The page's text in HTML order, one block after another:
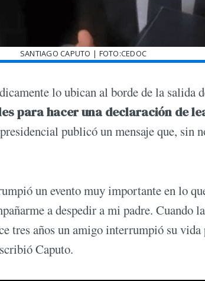
SANTIAGO CAPUTO | FOTO:CEDOC
lo ubican al borde de la salida
para hacer una declaración de
publicó un mensaje que, sin
un evento muy importante en lo
a despedir a mi padre. Cuando
tres años un amigo interrumpió su
Caputo.